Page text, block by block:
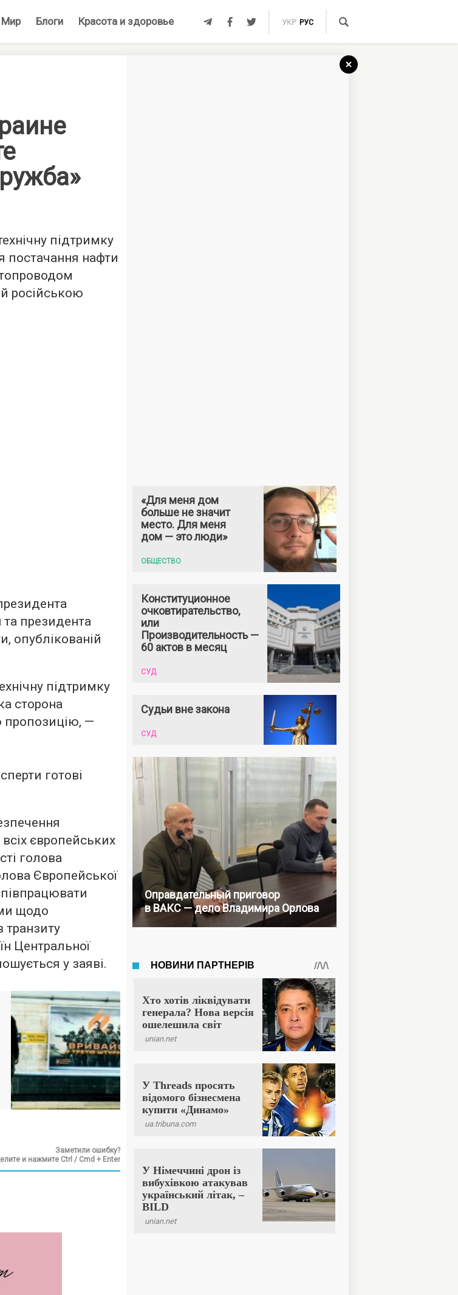
Мир Блоги Красота и здоровье УКР РУС
підтримку
постачання нафти
російською
та президента
опублікованій
підтримку
сторона
пропозицію, —
готові
європейських
голова
Європейської
щодо
транзиту
Центральної
у заяві.
Заметили ошибку?
и нажмите Ctrl / Cmd + Enter
«Для меня дом
больше не значит
место. Для меня
дом — это люди»
ОБЩЕСТВО
Конституционное
очковтирательство,
или
Производительность —
60 актов в месяц
СУД
Судьи вне закона
СУД
Оправдательный приговор
в ВАКС — дело Владимира Орлова